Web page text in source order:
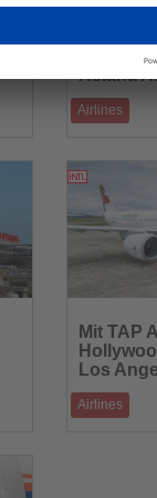
Lesen
die
Nachrichten
Asiana
Airlines
wieder
Sie
die
Nachrichten
Mit TAP
Los
Airlines